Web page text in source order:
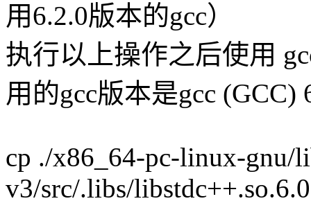
用6.2.0版本的gcc）
执行以上操作之后使用
用的gcc版本是gcc
cp ./x86_64-pc-linux-gnu/
v3/src/.libs/